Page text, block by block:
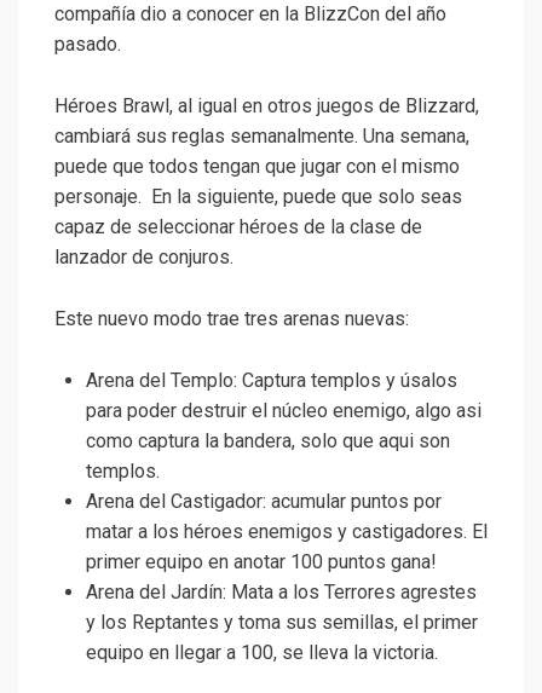
compañía dio a conocer en la BlizzCon del año
pasado.
Héroes Brawl, al igual en otros juegos de Blizzard,
cambiará sus reglas semanalmente. Una semana,
puede que todos tengan que jugar con el mismo
personaje. En la siguiente, puede que solo seas
capaz de seleccionar héroes de la clase de
lanzador de conjuros.
Este nuevo modo trae tres arenas nuevas:
Arena del Templo: Captura templos y úsalos
para poder destruir el núcleo enemigo, algo asi
como captura la bandera, solo que aqui son
templos.
Arena del Castigador: acumular puntos por
matar a los héroes enemigos y castigadores. El
primer equipo en anotar 100 puntos gana!
Arena del Jardín: Mata a los Terrores agrestes
y los Reptantes y toma sus semillas, el primer
equipo en llegar a 100, se lleva la victoria.